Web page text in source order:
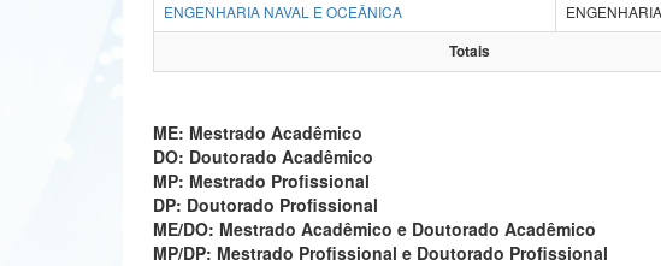
ENGENHARIA NAVAL E OCEÂNICA
Totais
ME: Mestrado Acadêmico
DO: Doutorado Acadêmico
MP: Mestrado Profissional
DP: Doutorado Profissional
ME/DO: Mestrado Acadêmico e Doutorado Acadêmico
MP/DP: Mestrado Profissional e Doutorado Profissional